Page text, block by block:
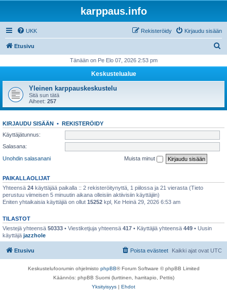
karppaus.info
UKK Kirjaudu sisään
Rekisteröidy
Etusivu
i
Tänään on Pe Elo 07, 2026 2:53 pm
Keskustelualue
Yleinen karppauskeskustelu
Sitä sun tätä
Aiheet: 257
KIRJAUDU SISÄÄN • REKISTERÖIDY
Käyttäjätunnus:
Salasana:
Unohdin salasanani
Muista minut
PAIKALLAOLIJAT
Yhteensä 24 käyttäjää paikalla :: 2 rekisteröitynyttä, 1 piilossa ja 21 vierasta (Tieto
perustuu viimeisen 5 minuutin aikana olleisiin aktiivisiin käyttäjiin)
Eniten yhtaikaisia käyttäjiä on ollut 15252 kpl, Ke Heinä 29, 2026 6:53 am
TILASTOT
Viestejä yhteensä 50333 • Viestiketjuja yhteensä 417 • Käyttäjiä yhteensä 449 • Uusin
käyttäjä jazzhole
Etusivu Kaikki ajat ovat UTC
Poista evästeet
Keskustelufoorumin ohjelmisto phpBB® Forum Software © phpBB Limited
Käännös: phpBB Suomi (lurttinen, harritapio, Pettis)
Yksityisyys | Ehdot